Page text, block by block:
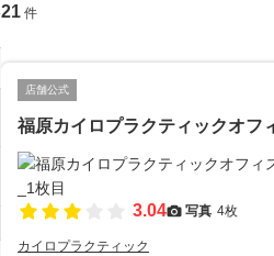
21 件
店舗公式
福原カイロプラクティックオフ
3.04 写真 4枚
カイロプラクティック